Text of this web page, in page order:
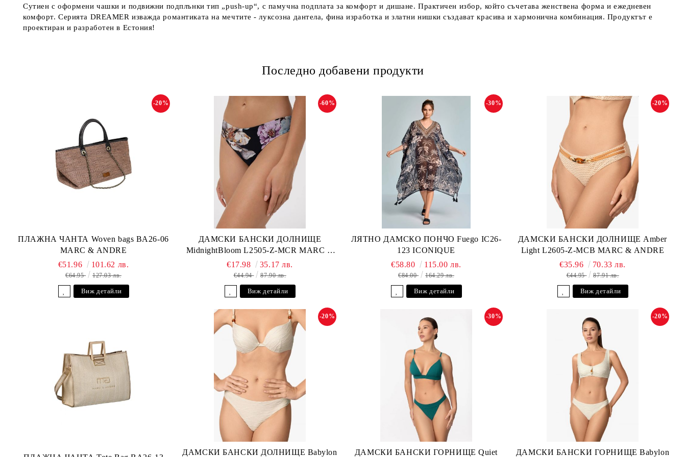
Сутиен с оформени чашки и подвижни подплънки тип „push-up“, с памучна подплата за комфорт и дишане. Практичен избор, който съчетава женствена форма и ежедневен
комфорт. Серията DREAMER изважда романтиката на мечтите - луксозна дантела, фина изработка и златни нишки създават красива и хармонична комбинация. Продуктът е
проектиран и разработен в Естония!
Последно добавени продукти
ПЛАЖНА ЧАНТА Woven bags BA26-06
MARC & ANDRE
-20%
€51.96 101.62 лв.
€64.95 127.03 лв.
Виж детайли
ДАМСКИ БАНСКИ ДОЛНИЩЕ
MidnightBloom L2505-Z-MCR MARC &
ANDRE
-60%
€17.98 35.17 лв.
€44.94 87.90 лв.
Виж детайли
ЛЯТНО ДАМСКО ПОНЧО Fuego IC26-
123 ICONIQUE
-30%
€58.80 115.00 лв.
€84.00 164.29 лв.
Виж детайли
ДАМСКИ БАНСКИ ДОЛНИЩЕ Amber
Light L2605-Z-MCB MARC & ANDRE
-20%
€35.96 70.33 лв.
€44.95 87.91 лв.
Виж детайли
ДАМСКИ БАНСКИ ДОЛНИЩЕ Babylon
-20%
ДАМСКИ БАНСКИ ГОРНИЩЕ Quiet
-30%
ДАМСКИ БАНСКИ ГОРНИЩЕ Babylon
-20%